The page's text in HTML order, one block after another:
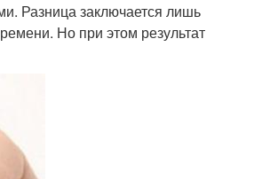
Разница заключается лишь
Но при этом результат